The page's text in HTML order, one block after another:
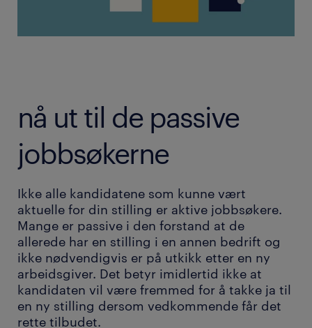
nå ut til de passive
jobbsøkerne
Ikke alle kandidatene som kunne vært
aktuelle for din stilling er aktive jobbsøkere.
Mange er passive i den forstand at de
allerede har en stilling i en annen bedrift og
ikke nødvendigvis er på utkikk etter en ny
arbeidsgiver. Det betyr imidlertid ikke at
kandidaten vil være fremmed for å takke ja til
en ny stilling dersom vedkommende får det
rette tilbudet.